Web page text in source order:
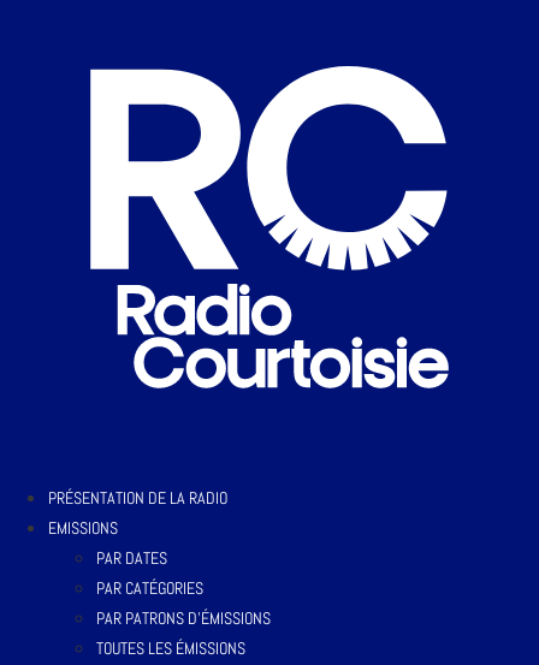
PRÉSENTATION DE LA RADIO
EMISSIONS
PAR DATES
PAR CATÉGORIES
PAR PATRONS D’ÉMISSIONS
TOUTES LES ÉMISSIONS